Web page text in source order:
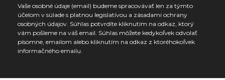
Vaše osobné údaje (email) budeme spracovávať len za týmto
účelom v súlade s platnou legislatívou a zásadami ochrany
osobných údajov. Súhlas potvrdíte kliknutím na odkaz, ktorý
vám pošleme na váš email. Súhlas môžete kedykoľvek odvolať
písomne, emailom alebo kliknutím na odkaz z ktoréhokoľvek
informačného emailu.